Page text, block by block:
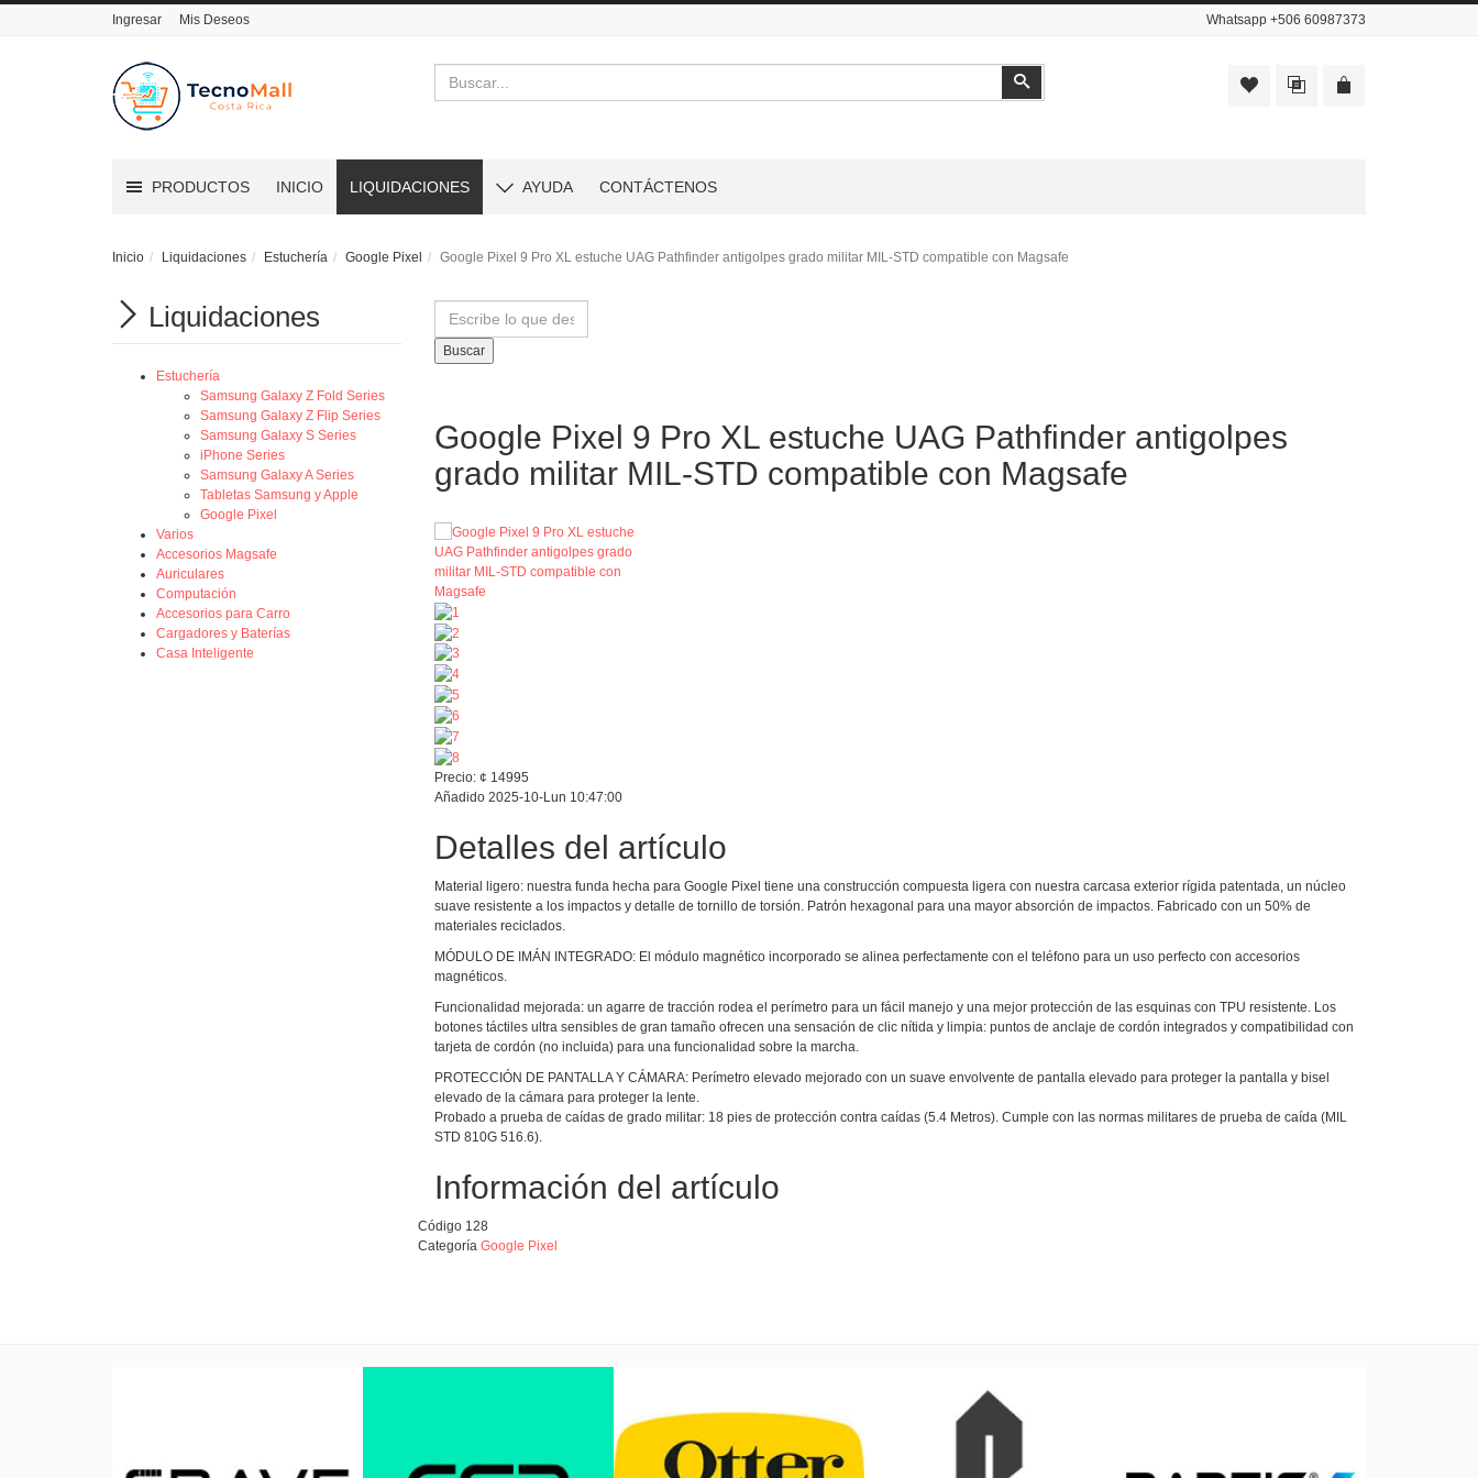
Ingresar Mis Deseos Whatsapp +506 60987373
Buscar
PRODUCTOS INICIO LIQUIDACIONES AYUDA CONTÁCTENOS
Inicio Liquidaciones Estuchería Google Pixel Google Pixel 9 Pro XL estuche UAG Pathfinder antigolpes grado militar MIL-STD compatible con Magsafe
Buscar
Google Pixel 9 Pro XL estuche UAG Pathfinder antigolpes
grado militar MIL-STD compatible con Magsafe
Precio: ¢ 14995
Añadido 2025-10-Lun 10:47:00
Detalles del artículo
Material ligero: nuestra funda hecha para Google Pixel tiene una construcción compuesta ligera con nuestra carcasa exterior rígida patentada, un núcleo
suave resistente a los impactos y detalle de tornillo de torsión. Patrón hexagonal para una mayor absorción de impactos. Fabricado con un 50% de
materiales reciclados.
MÓDULO DE IMÁN INTEGRADO: El módulo magnético incorporado se alinea perfectamente con el teléfono para un uso perfecto con accesorios
magnéticos.
Funcionalidad mejorada: un agarre de tracción rodea el perímetro para un fácil manejo y una mejor protección de las esquinas con TPU resistente. Los
botones táctiles ultra sensibles de gran tamaño ofrecen una sensación de clic nítida y limpia: puntos de anclaje de cordón integrados y compatibilidad con
tarjeta de cordón (no incluida) para una funcionalidad sobre la marcha.
PROTECCIÓN DE PANTALLA Y CÁMARA: Perímetro elevado mejorado con un suave envolvente de pantalla elevado para proteger la pantalla y bisel
elevado de la cámara para proteger la lente.
Probado a prueba de caídas de grado militar: 18 pies de protección contra caídas (5.4 Metros). Cumple con las normas militares de prueba de caída (MIL
STD 810G 516.6).
Información del artículo
Código 128
Categoría Google Pixel
Liquidaciones
Estuchería
Samsung Galaxy Z Fold Series
Samsung Galaxy Z Flip Series
Samsung Galaxy S Series
iPhone Series
Samsung Galaxy A Series
Tabletas Samsung y Apple
Google Pixel
Varios
Accesorios Magsafe
Auriculares
Computación
Accesorios para Carro
Cargadores y Baterías
Casa Inteligente